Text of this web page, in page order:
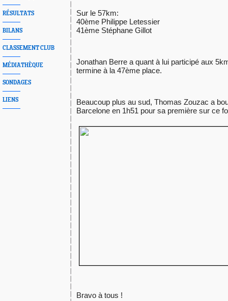
RÉSULTATS
BILANS
CLASSEMENT CLUB
MÉDIATHÈQUE
SONDAGES
LIENS
Sur le 57km:
40ème Philippe Letessier
41ème Stéphane Gillot
Jonathan Berre a quant à lui participé aux
termine à la 47ème place.
Beaucoup plus au sud, Thomas Zouzac a
Barcelone en 1h51 pour sa première sur ce
Bravo à tous !